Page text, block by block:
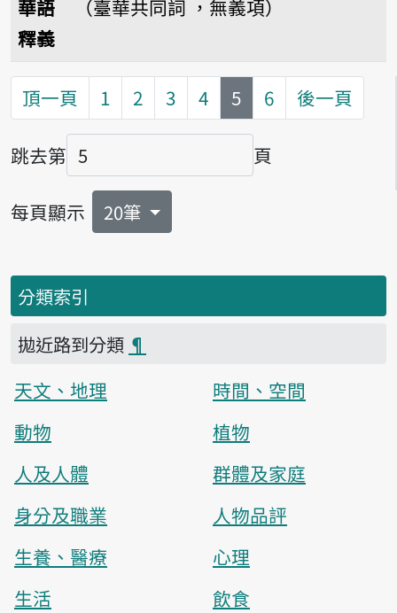
華語
釋義
（臺華共同詞 ，無義項）
頂一頁 1 2 3 4 第
5 6 後一頁
跳去第
頁碼
頁
每頁顯示 20筆
分類索引
拋近路到分類 ¶
天文、地理
時間、空間
動物
植物
人及人體
群體及家庭
身分及職業
人物品評
生養、醫療
心理
生活
飲食